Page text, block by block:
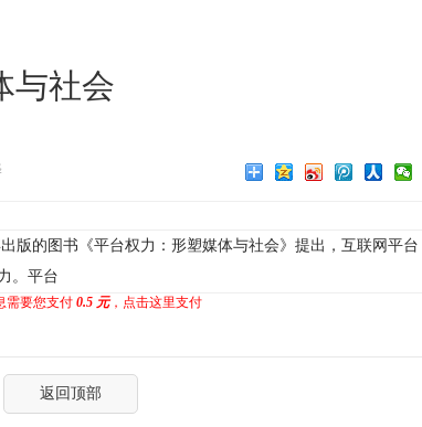
与社会
的图书《平台权力：形塑媒体与社会》提出，互联网平台
。平台
需要您支付 0.5 元，点击这里支付
返回顶部